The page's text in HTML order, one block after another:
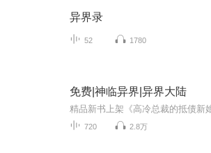
异界录
52 1780
免费|神临异界|异界大陆
720 2.8万